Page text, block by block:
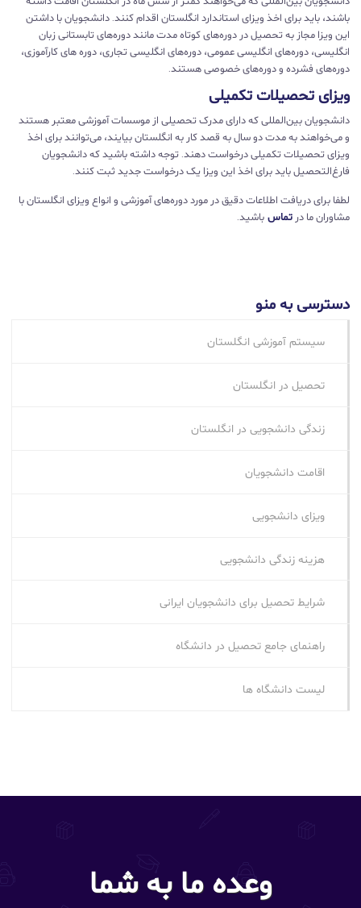
باشند، باید برای اخذ ویزای استاندارد انگلستان اقدام کنند. دانشجویان با داشتن
این ویزا مجاز به تحصیل در دوره‌های کوتاه مدت مانند دوره‌های تابستانی زبان
انگلیسی، دوره‌های انگلیسی عمومی، دوره‌های انگلیسی تجاری، دوره های کارآموزی،
دوره‌های فشرده و دوره‌های خصوصی هستند.
ویزای تحصیلات تکمیلی
دانشجویان بین‌المللی که دارای مدرک تحصیلی از موسسات آموزشی معتبر هستند
و می‌خواهند به مدت دو سال به قصد کار به انگلستان بیایند، می‌توانند برای اخذ
ویزای تحصیلات تکمیلی درخواست دهند. توجه داشته باشید که دانشجویان
فارغ‌التحصیل باید برای اخذ این ویزا یک درخواست جدید ثبت کنند.
لطفا برای دریافت اطلاعات دقیق در مورد دوره‌های آموزشی و انواع ویزای انگلستان با
مشاوران ما درتماسباشید.
دسترسی به منو
سیستم آموزشی انگلستان
تحصیل در انگلستان
زندگی دانشجویی در انگلستان
اقامت دانشجویان
ویزای دانشجویی
هزینه زندگی دانشجویی
شرایط تحصیل برای دانشجویان ایرانی
راهنمای جامع تحصیل در دانشگاه
لیست دانشگاه ها
وعده ما به شما